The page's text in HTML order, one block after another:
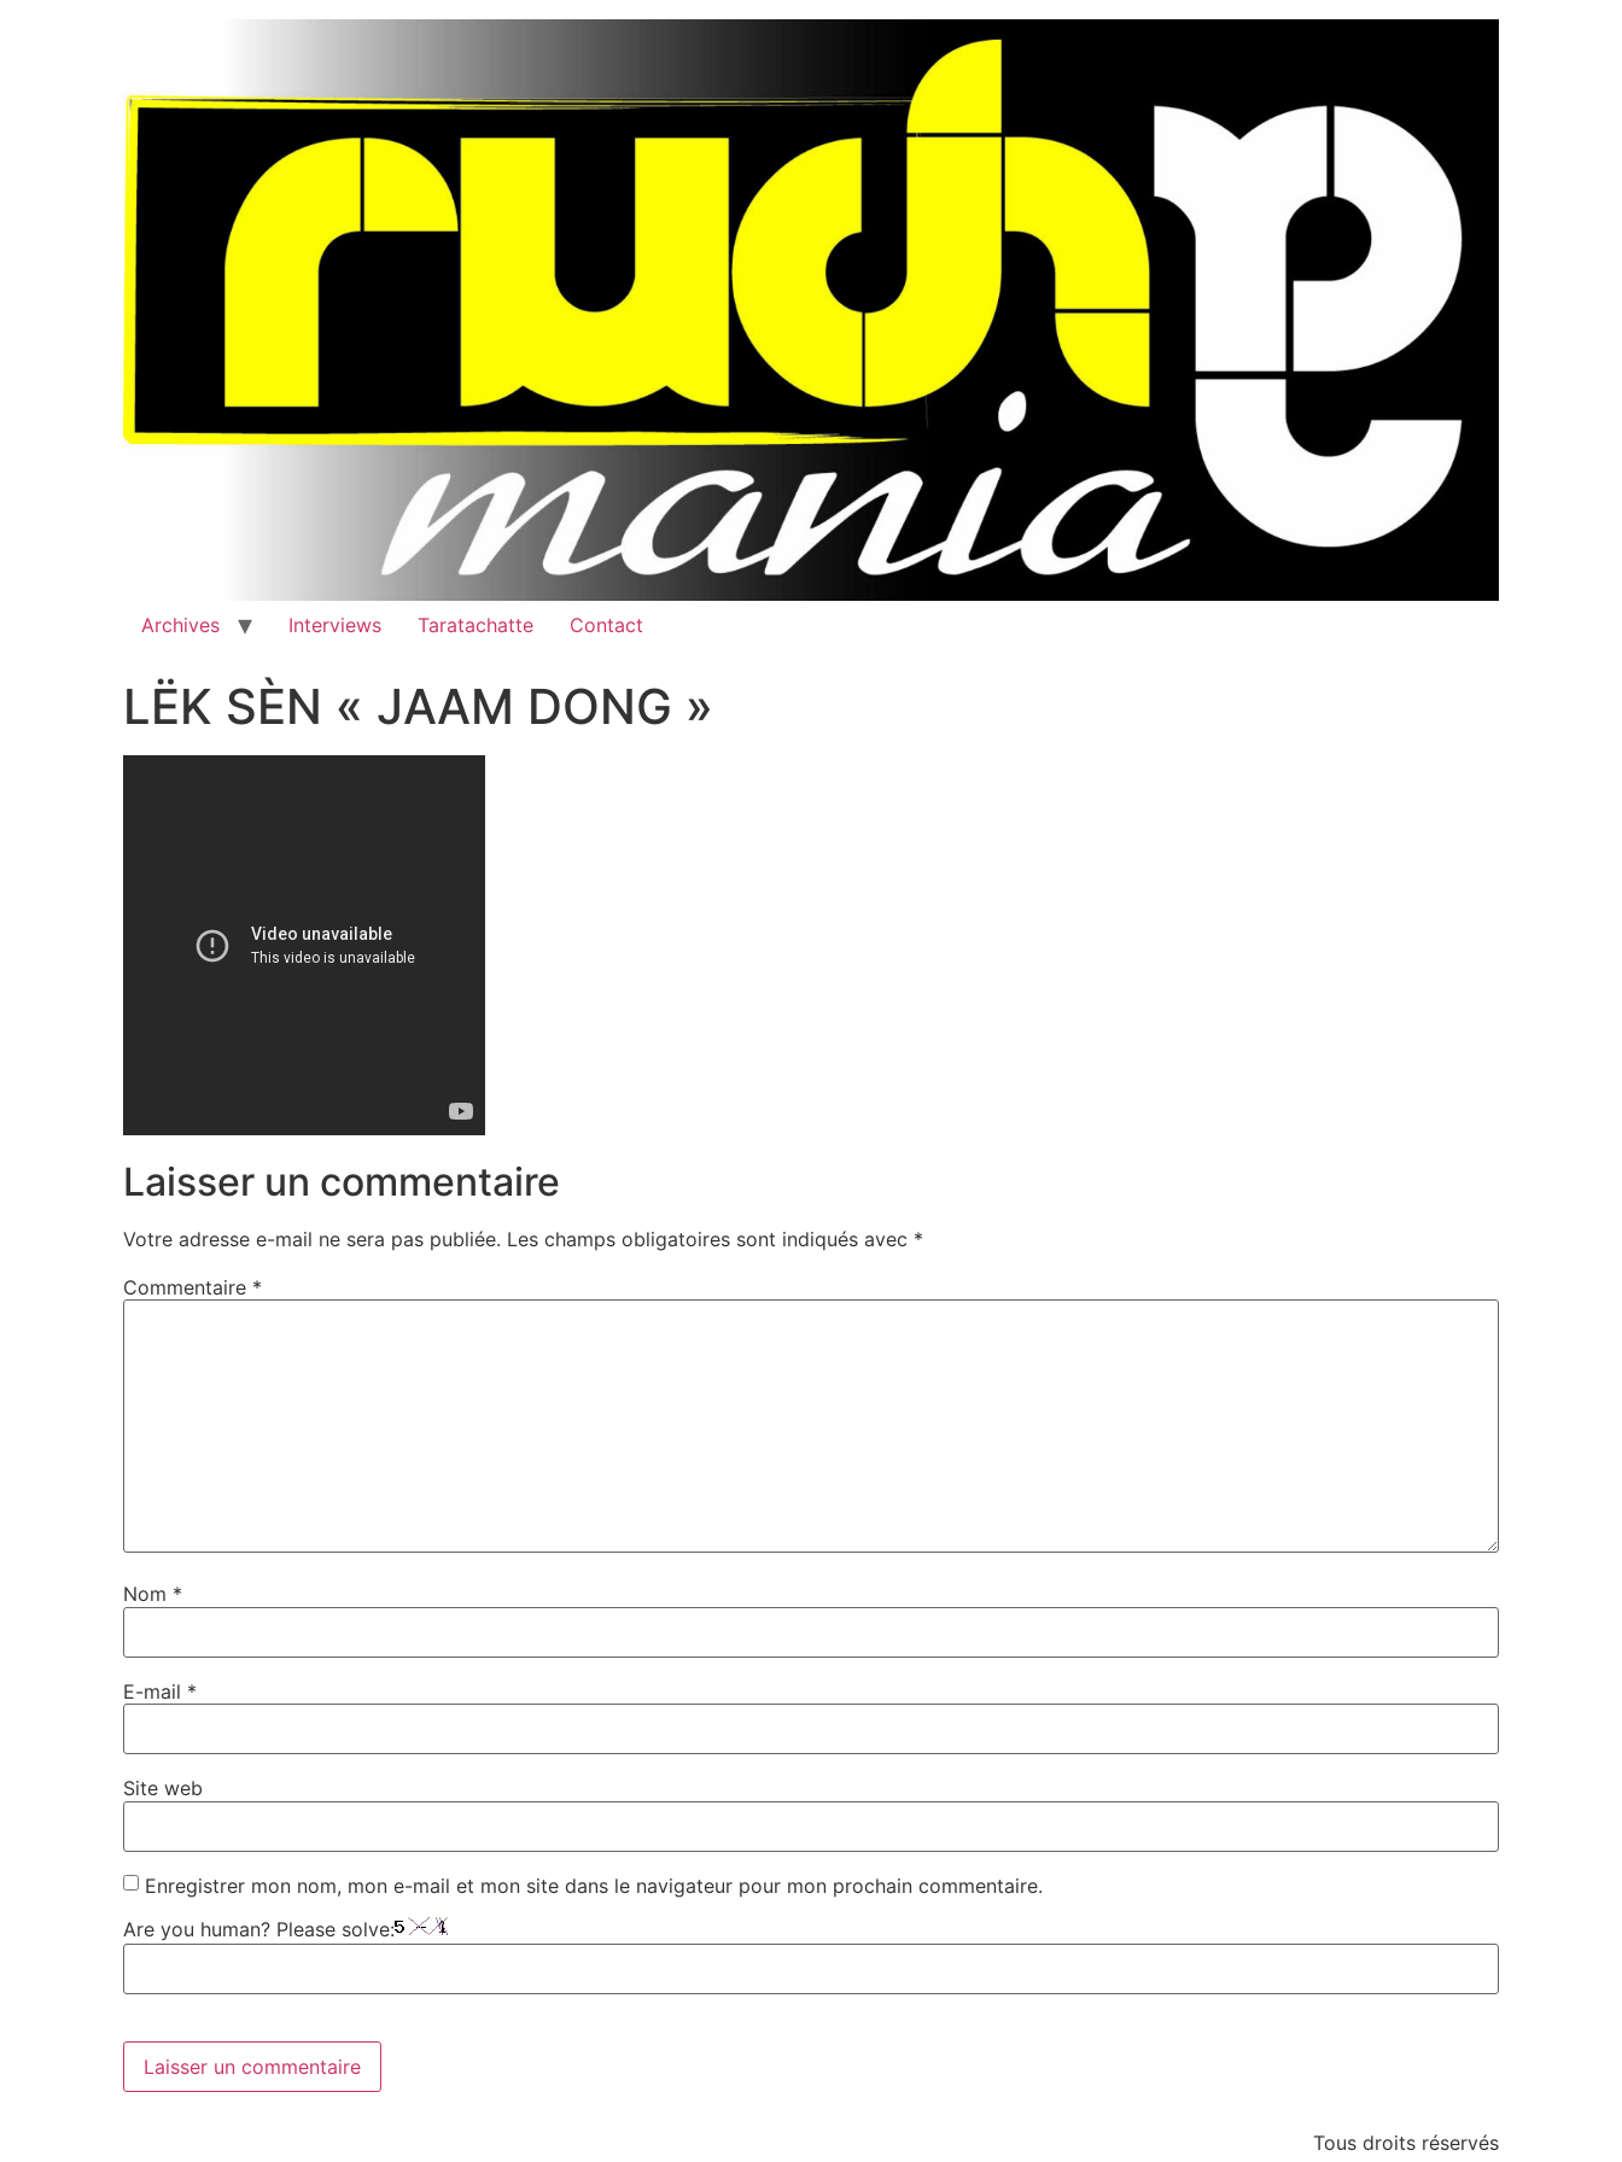
Archives Interviews Taratachatte Contact
LËK SÈN « JAAM DONG »
Laisser un commentaire
Votre adresse e-mail ne sera pas publiée. Les champs obligatoires sont indiqués avec *
Commentaire *
Nom *
E-mail *
Site web
Enregistrer mon nom, mon e-mail et mon site dans le navigateur pour mon prochain commentaire.
Are you human? Please solve:
Tous droits réservés